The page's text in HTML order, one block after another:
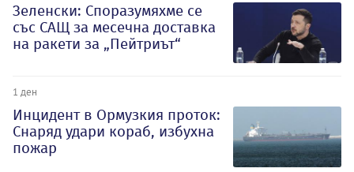
Зеленски: Споразумяхме се
със САЩ за месечна доставка
на ракети за „Пейтриът“
1 ден
Инцидент в Ормузкия проток:
Снаряд удари кораб, избухна
пожар